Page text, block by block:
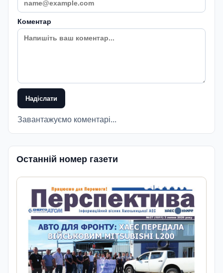
Коментар
Надіслати
Завантажуємо коментарі...
Останній номер газети